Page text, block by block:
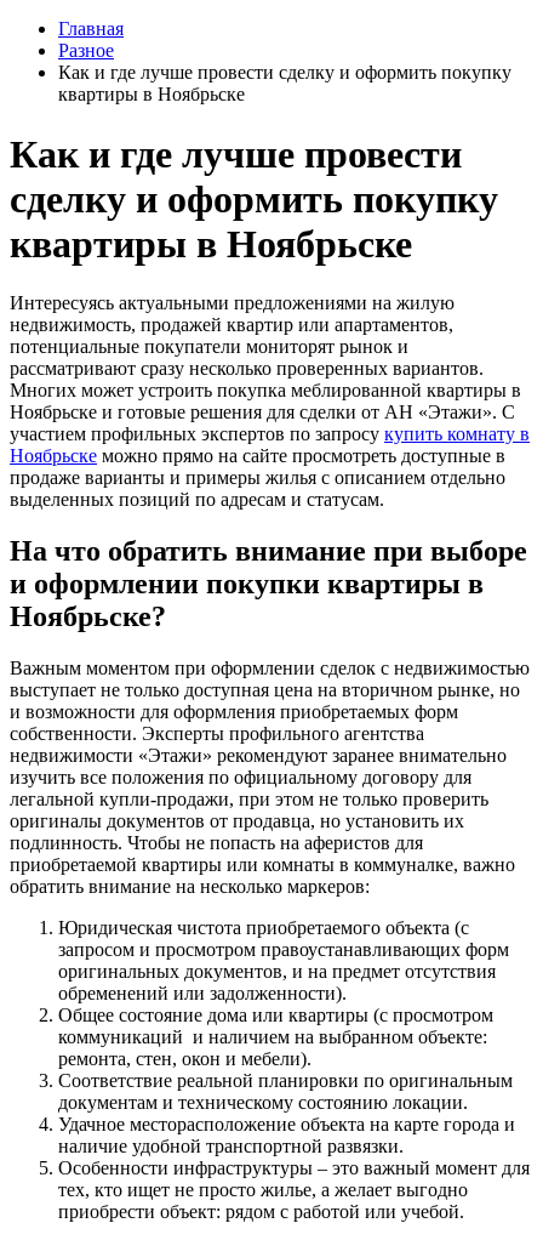
Главная
Разное
Как и где лучше провести сделку и оформить покупку
квартиры в Ноябрьске
Как и где лучше провести
сделку и оформить покупку
квартиры в Ноябрьске
Интересуясь актуальными предложениями на жилую
недвижимость, продажей квартир или апартаментов,
потенциальные покупатели мониторят рынок и
рассматривают сразу несколько проверенных вариантов.
Многих может устроить покупка меблированной квартиры в
Ноябрьске и готовые решения для сделки от АН «Этажи». С
участием профильных экспертов по запросу купить комнату в
Ноябрьске можно прямо на сайте просмотреть доступные в
продаже варианты и примеры жилья с описанием отдельно
выделенных позиций по адресам и статусам.
На что обратить внимание при выборе
и оформлении покупки квартиры в
Ноябрьске?
Важным моментом при оформлении сделок с недвижимостью
выступает не только доступная цена на вторичном рынке, но
и возможности для оформления приобретаемых форм
собственности. Эксперты профильного агентства
недвижимости «Этажи» рекомендуют заранее внимательно
изучить все положения по официальному договору для
легальной купли-продажи, при этом не только проверить
оригиналы документов от продавца, но установить их
подлинность. Чтобы не попасть на аферистов для
приобретаемой квартиры или комнаты в коммуналке, важно
обратить внимание на несколько маркеров:
Юридическая чистота приобретаемого объекта (с
запросом и просмотром правоустанавливающих форм
оригинальных документов, и на предмет отсутствия
обременений или задолженности).
Общее состояние дома или квартиры (с просмотром
коммуникаций и наличием на выбранном объекте:
ремонта, стен, окон и мебели).
Соответствие реальной планировки по оригинальным
документам и техническому состоянию локации.
Удачное месторасположение объекта на карте города и
наличие удобной транспортной развязки.
Особенности инфраструктуры – это важный момент для
тех, кто ищет не просто жилье, а желает выгодно
приобрести объект: рядом с работой или учебой.